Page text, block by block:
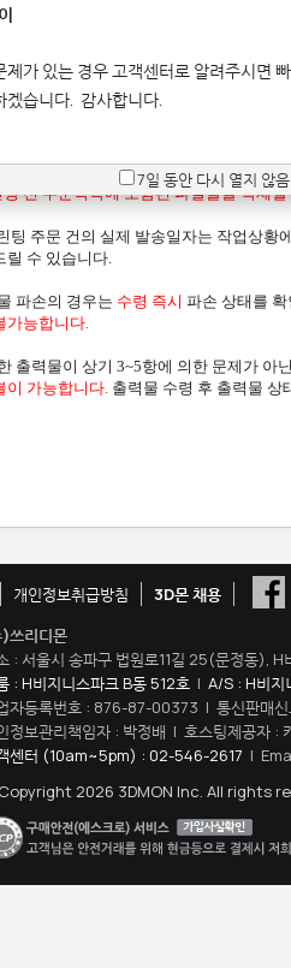
를 위해 변환된 파일(STL, OBJ 등)의 모
질별 [디자인 룰], [모델링 가이드라인]
않습니다.
전 주문목록에 포함된 파일들을 삭제
팅 주문 건의 실제 발송일자는 작업상황
릴 수 있습니다.
파손의 경우는 수령 즉시 파손 상태를
가능합니다.
출력물이 상기 3~5항에 의한 문제가
이 가능합니다. 출력물 수령 후 출력물 상
개인정보취급방침
3D몬 채용
쓰리디몬
: 서울시 송파구 법원로11길 25(문정동),
: H비지니스파크 B동 512호 | A/S : H비지
자등록번호 : 876-87-00373 | 통신판매
정보관리책임자 : 박정배 | 호스팅제공자 :
센터 (10am~5pm) : 02-546-2617 |
2026 3DMON Inc. All rights
제가 있는 경우 고객센터로 알려주시면
겠습니다. 감사합니다.
7일 동안 다시 열지 않음